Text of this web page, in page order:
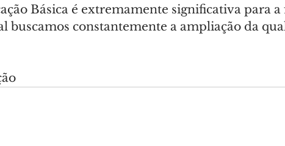
Básica é extremamente significativa para
buscamos constantemente a ampliação da